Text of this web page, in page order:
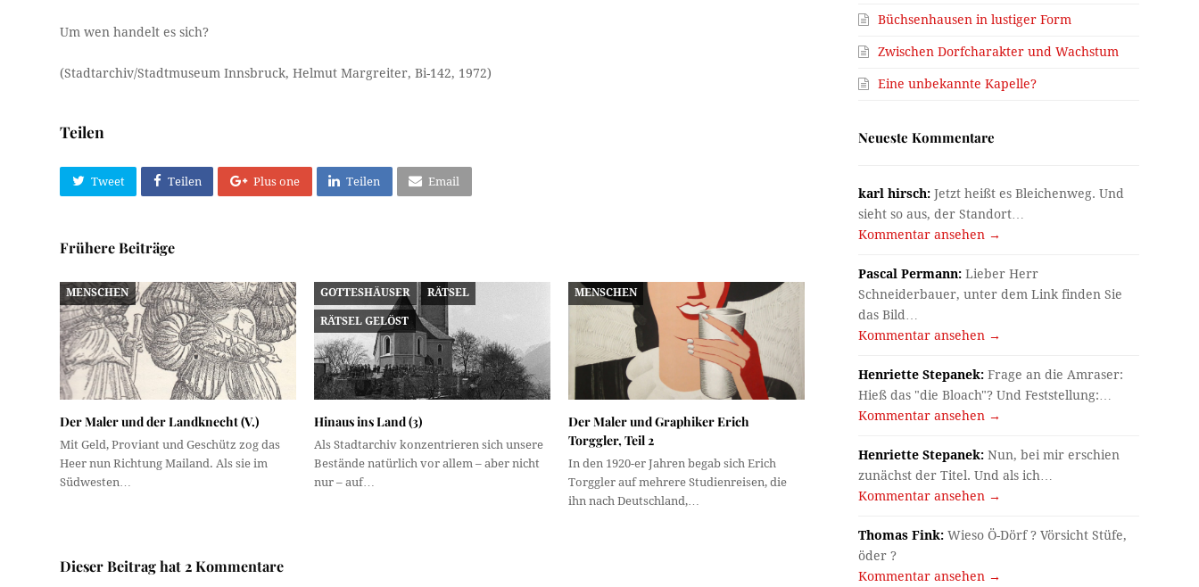
Um wen handelt es sich?
(Stadtarchiv/Stadtmuseum Innsbruck, Helmut Margreiter, Bi-142, 1972)
Teilen
Tweet Teilen Plus one Teilen Email
Frühere Beiträge
MENSCHEN
Der Maler und der Landknecht (V.)
Mit Geld, Proviant und Geschütz zog das
Heer nun Richtung Mailand. Als sie im
Südwesten…
GOTTESHÄUSER RÄTSEL
RÄTSEL GELÖST
Hinaus ins Land (3)
Als Stadtarchiv konzentrieren sich unsere
Bestände natürlich vor allem – aber nicht
nur – auf…
MENSCHEN
Der Maler und Graphiker Erich
Torggler, Teil 2
In den 1920-er Jahren begab sich Erich
Torggler auf mehrere Studienreisen, die
ihn nach Deutschland,…
Dieser Beitrag hat 2 Kommentare
Büchsenhausen in lustiger Form
Zwischen Dorfcharakter und Wachstum
Eine unbekannte Kapelle?
Neueste Kommentare
karl hirsch: Jetzt heißt es Bleichenweg. Und
sieht so aus, der Standort…
Kommentar ansehen →
Pascal Permann: Lieber Herr
Schneiderbauer, unter dem Link finden Sie
das Bild…
Kommentar ansehen →
Henriette Stepanek: Frage an die Amraser:
Hieß das "die Bloach"? Und Feststellung:…
Kommentar ansehen →
Henriette Stepanek: Nun, bei mir erschien
zunächst der Titel. Und als ich…
Kommentar ansehen →
Thomas Fink: Wieso Ö-Dörf ? Vörsicht Stüfe,
öder ?
Kommentar ansehen →